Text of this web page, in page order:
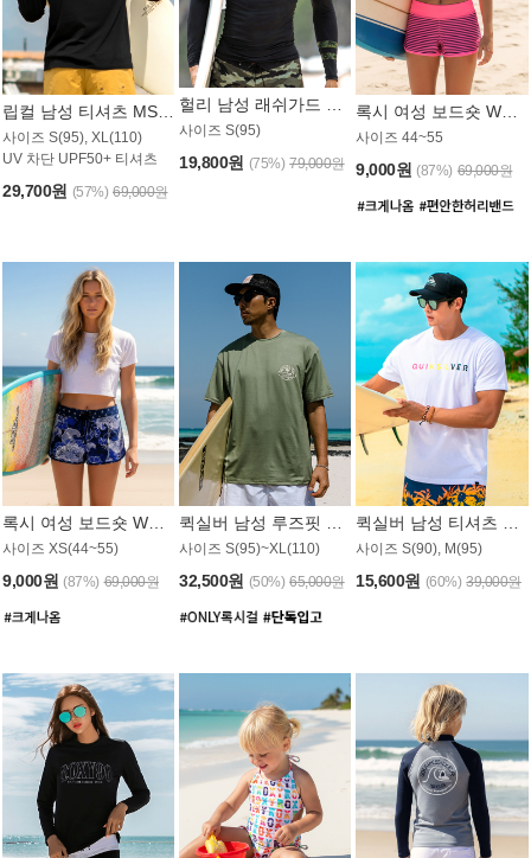
사이즈 S(95), XL(110)
UV 차단 UPF50+ 티셔츠
29,700원 (57%) 69,000원
사이즈 S(95)
19,800원 (75%) 79,000원
사이즈 44~55
9,000원 (87%) 69,000원
사이즈 XS(44~55)
9,000원 (87%) 69,000원
사이즈 S(95)~XL(110)
32,500원 (50%) 65,000원
사이즈 S(90), M(95)
15,600원 (60%) 39,000원